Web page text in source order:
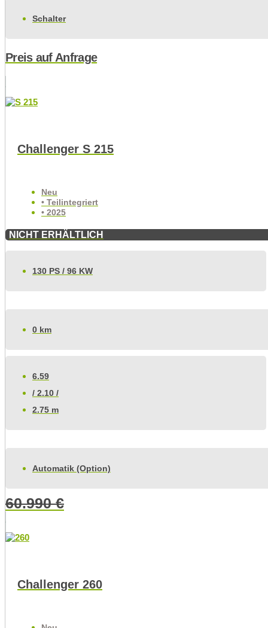
Schalter
Preis auf Anfrage
Challenger S 215
Neu
• Teilintegriert
• 2025
NICHT ERHÄLTLICH
130 PS / 96 KW
0 km
6.59
/ 2.10 /
2.75 m
Automatik (Option)
60.990€
Challenger 260